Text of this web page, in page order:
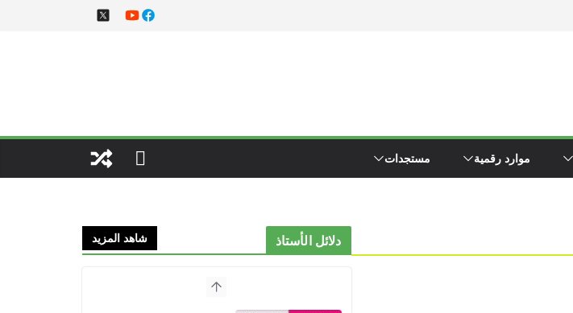
موارد رقمية مستجدات
دلائل الأستاذ شاهد المزيد